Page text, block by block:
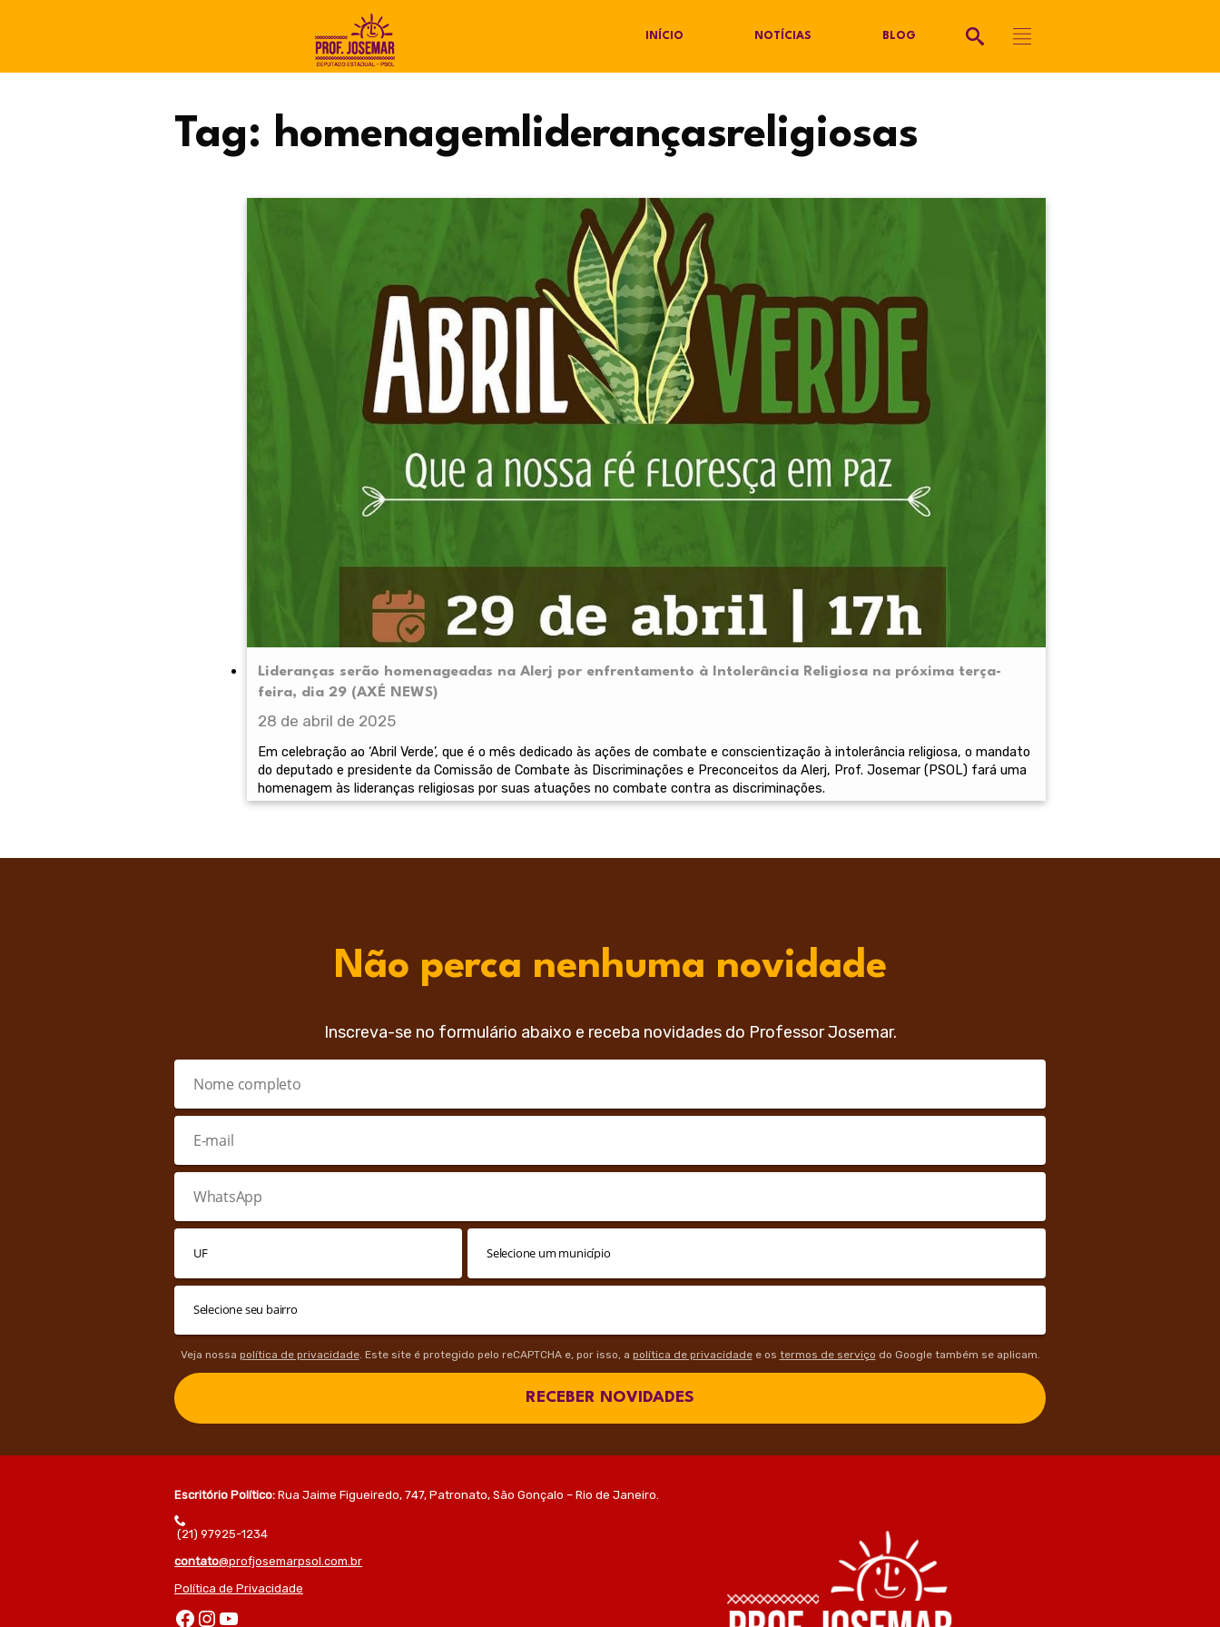
INÍCIO NOTÍCIAS BLOG
Tag: homenagemliderançasreligiosas
Lideranças serão homenageadas na Alerj por enfrentamento à Intolerância Religiosa na próxima terça-
feira, dia 29 (AXÉ NEWS)
28 de abril de 2025
Em celebração ao ‘Abril Verde’, que é o mês dedicado às ações de combate e conscientização à intolerância religiosa, o mandato
do deputado e presidente da Comissão de Combate às Discriminações e Preconceitos da Alerj, Prof. Josemar (PSOL) fará uma
homenagem às lideranças religiosas por suas atuações no combate contra as discriminações.
Não perca nenhuma novidade
Inscreva-se no formulário abaixo e receba novidades do Professor Josemar.
Veja nossa política de privacidade. Este site é protegido pelo reCAPTCHA e, por isso, a política de privacidadee os termos de serviço do Google também se aplicam.
RECEBER NOVIDADES
Escritório Político: Rua Jaime Figueiredo, 747, Patronato, São Gonçalo – Rio de Janeiro.
(21) 97925-1234
contato@profjosemarpsol.com.br
Política de Privacidade
Facebook Instagram Youtube